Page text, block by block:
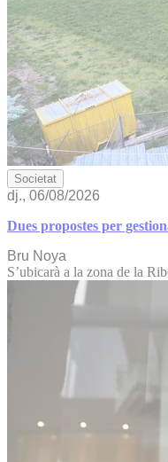
Societat
dj., 06/08/2026
Dues propostes per
Bru Noya
S’ubicarà a la zona de la